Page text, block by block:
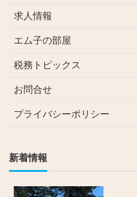
求人情報
エム子の部屋
税務トピックス
お問合せ
プライバシーポリシー
新着情報